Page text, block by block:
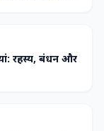
रहस्य, बंधन और